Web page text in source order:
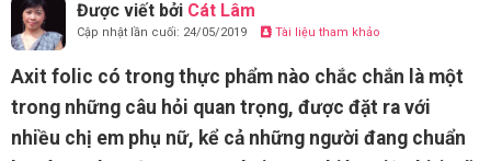
Được viết bởi Cát Lâm
Cập nhật lần cuối: 24/05/2019 Tài liệu tham khảo
Axit folic có trong thực phẩm nào chắc chắn là một
trong những câu hỏi quan trọng, được đặt ra với
nhiều chị em phụ nữ, kể cả những người đang chuẩn